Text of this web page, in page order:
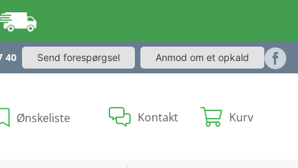
40 Send forespørgsel Anmod om et opkald
Ønskeliste Kontakt Kurv